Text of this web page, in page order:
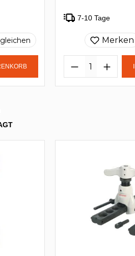
7-10 Tage
Merken